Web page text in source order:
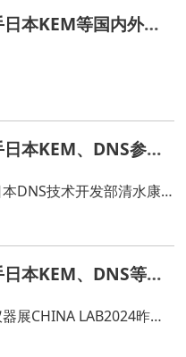
广州紫康携手日本KEM等国内外知名分析仪器品牌参加广州国际分析仪器展CHINALAB 2025
广州紫康携手日本KEM、DNS参加药检汇（广州站 2024）
广州紫康特邀日本DNS技术开发部清水康典部长在DIQC2024药品质量控制与检验技术大会上做“肠溶剂溶出度试验的自动化”特别报告，介绍日本先进的溶出度仪自动化技术，引起参会嘉宾的浓厚兴趣和热烈讨论。
广州紫康携手日本KEM、DNS等国内外知名分析仪器品牌参加广州国际分析仪器展CHINALAB 2024
广州国际分析仪器展CHINA LAB2024昨日落完美幕，感谢日本KEM，DNS等厂家的积极支持和配合，感恩新老客户光临广州紫康展台指导交流，广州紫康将一如既往秉承“诚信为本，专业为先”的文化理念，推荐精品仪器，尽心服务客户